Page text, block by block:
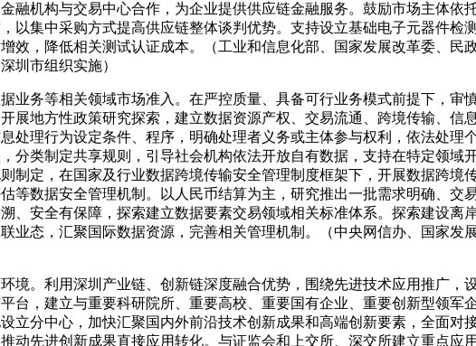
融机构与交易中心合作，为企业提供供应链金融服务。鼓励市场主体依
以集中采购方式提高供应链整体谈判优势。支持设立基础电子元器件检
效，降低相关测试认证成本。（工业和信息化部、国家发展改革委、民
圳市组织实施）
业务等相关领域市场准入。在严控质量、具备可行业务模式前提下，
展地方性政策研究探索，建立数据资源产权、交易流通、跨境传输、
处理行为设定条件、程序，明确处理者义务或主体参与权利，依法处
分类制定共享规则，引导社会机构依法开放自有数据，支持在特定领
制定，在国家及行业数据跨境传输安全管理制度框架下，开展数据跨
等数据安全管理机制。以人民币结算为主，研究推出一批需求明确、
、安全有保障，探索建立数据要素交易领域相关标准体系。探索建设
业态，汇聚国际数据资源，完善相关管理机制。（中央网信办、国家
境。利用深圳产业链、创新链深度融合优势，围绕先进技术应用推广
台，建立与重要科研院所、重要高校、重要国有企业、重要创新型领
立分中心，加快汇聚国内外前沿技术创新成果和高端创新要素，全面对
动先进创新成果直接应用转化。与证监会和上交所、深交所建立重点